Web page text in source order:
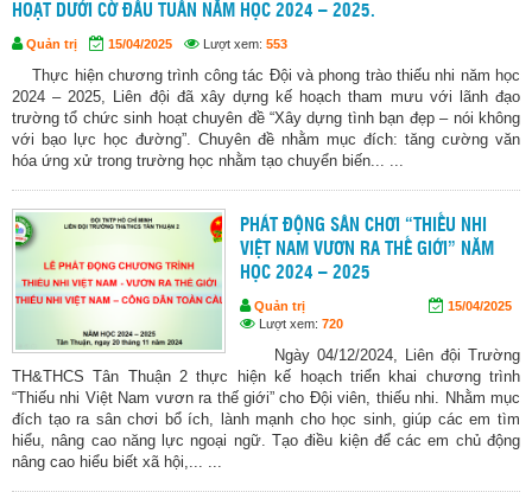
HOẠT DƯỚI CỜ ĐẦU TUẦN NĂM HỌC 2024 – 2025.
Quản trị 15/04/2025 Lượt xem: 553
Thực hiện chương trình công tác Đội và phong trào thiếu nhi năm học
2024 – 2025, Liên đội đã xây dựng kế hoạch tham mưu với lãnh đạo
trường tổ chức sinh hoạt chuyên đề “Xây dựng tình bạn đẹp – nói không
với bạo lực học đường”. Chuyên đề nhằm mục đích: tăng cường văn
hóa ứng xử trong trường học nhằm tạo chuyển biến... ...
PHÁT ĐỘNG SÂN CHƠI “THIẾU NHI
VIỆT NAM VƯƠN RA THẾ GIỚI” NĂM
HỌC 2024 – 2025
Quản trị
15/04/2025
Lượt xem: 720
Ngày 04/12/2024, Liên đội Trường
TH&THCS Tân Thuận 2 thực hiện kế hoạch triển khai chương trình
“Thiếu nhi Việt Nam vươn ra thế giới” cho Đội viên, thiếu nhi. Nhằm mục
đích tạo ra sân chơi bổ ích, lành mạnh cho học sinh, giúp các em tìm
hiểu, nâng cao năng lực ngoại ngữ. Tạo điều kiện để các em chủ động
nâng cao hiểu biết xã hội,... ...